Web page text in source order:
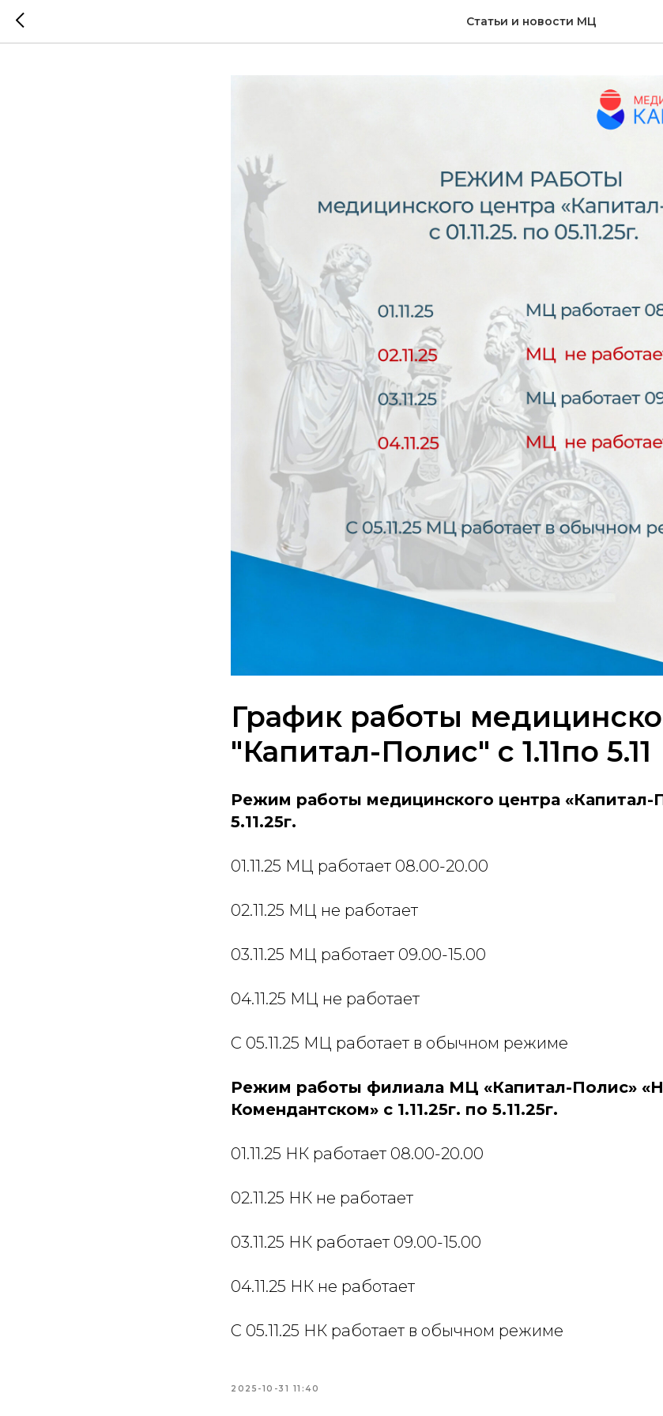
Статьи и новости МЦ
График работы
"Капитал-Полис" с 1.11по 5.11
Режим работы медицинского центра «Капитал-
5.11.25г.
01.11.25 МЦ работает 08.00-20.00
02.11.25 МЦ не работает
03.11.25 МЦ работает 09.00-15.00
04.11.25 МЦ не работает
С 05.11.25 МЦ работает в обычном режиме
Режим работы филиала МЦ «Капитал-Полис»
Комендантском» с 1.11.25г. по 5.11.25г.
01.11.25 НК работает 08.00-20.00
02.11.25 НК не работает
03.11.25 НК работает 09.00-15.00
04.11.25 НК не работает
С 05.11.25 НК работает в обычном режиме
2025-10-31 11:40